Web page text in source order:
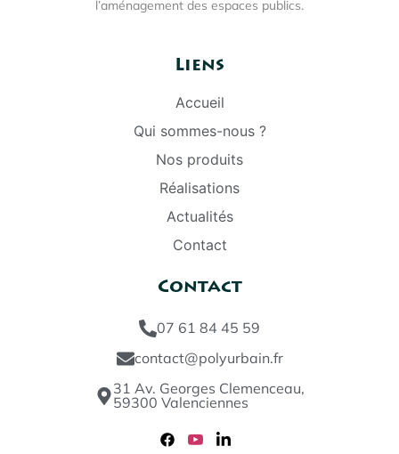
l’aménagement des espaces publics.
Liens
Accueil
Qui sommes-nous ?
Nos produits
Réalisations
Actualités
Contact
Contact
07 61 84 45 59
contact@polyurbain.fr
31 Av. Georges Clemenceau,
59300 Valenciennes